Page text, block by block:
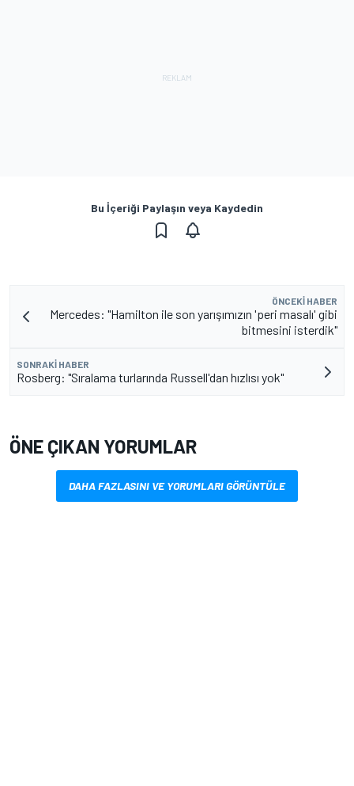
Bu İçeriği Paylaşın veya Kaydedin
ÖNCEKI HABER
Mercedes: "Hamilton ile son yarışımızın 'peri masalı' gibi
bitmesini isterdik"
SONRAKI HABER
Rosberg: "Sıralama turlarında Russell'dan hızlısı yok"
ÖNE ÇIKAN YORUMLAR
DAHA FAZLASINI VE YORUMLARI GÖRÜNTÜLE